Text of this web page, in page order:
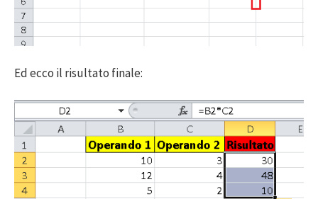
Ed ecco il risultato finale: